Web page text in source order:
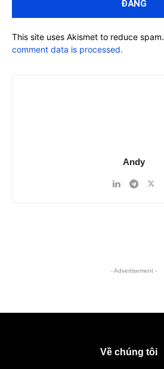
This site uses Akismet to reduce spam.
comment data is processed.
Andy
- Advertisement -
Về chúng tôi